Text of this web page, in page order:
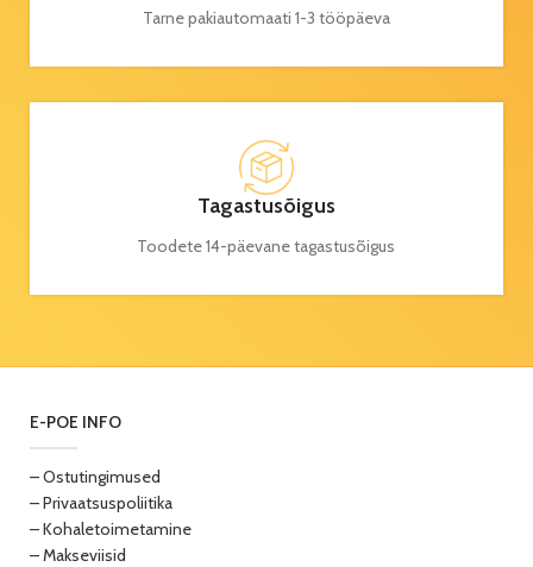
Tarne pakiautomaati 1-3 tööpäeva
Tagastusõigus
Toodete 14-päevane tagastusõigus
E-POE INFO
– Ostutingimused
– Privaatsuspoliitika
– Kohaletoimetamine
– Makseviisid